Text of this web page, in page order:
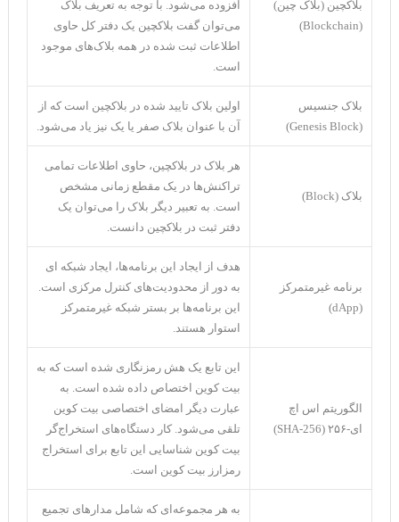
بلاکچین (بلاک چین)
(Blockchain)
افزوده می‌شود. با توجه به تعریف بلاک
می‌توان گفت بلاکچین یک دفتر کل حاوی
اطلاعات ثبت شده در همه بلاک‌های موجود
است.
بلاک جنسیس
(Genesis Block)
اولین بلاک تایید شده در بلاکچین است که از
آن با عنوان بلاک صفر یا یک نیز یاد می‌شود.
بلاک (Block)
هر بلاک در بلاکچین، حاوی اطلاعات تمامی
تراکنش‌ها در یک مقطع زمانی مشخص
است. به تعبیر دیگر بلاک را می‌توان یک
دفتر ثبت در بلاکچین دانست.
برنامه غیرمتمرکز
(dApp)
هدف از ایجاد این برنامه‌ها، ایجاد شبکه ای
به دور از محدودیت‌های کنترل مرکزی است.
این برنامه‌ها بر بستر شبکه غیرمتمرکز
استوار هستند.
الگوریتم اس اچ
ای-۲۵۶ (SHA-256)
این تابع یک هش رمزنگاری شده است که به
بیت کوین اختصاص داده شده است. به
عبارت دیگر امضای اختصاصی بیت کوین
تلقی می‌شود. کار دستگاه‌های استخراج‌گر
بیت کوین شناسایی این تابع برای استخراج
رمزارز بیت کوین است.
به هر مجموعه‌ای که شامل مدار‌های تجمیع